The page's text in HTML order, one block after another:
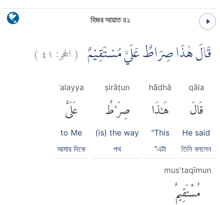
হিজর আয়াত ৪১
قَالَ هٰذَا صِرَاطٌ عَلَيَّ مُسْتَقِيْمٌ (الحجر: ٤١)
qāla
قَالَ
He said
তিনি বললেন
hādhā
هَٰذَا
"This
"এটা
ṣirāṭun
صِرَٰطٌ
(is) the way
পথ
ʿalayya
عَلَىَّ
to Me
আমার দিকে
mus'taqīmun
مُسْتَقِيمٌ